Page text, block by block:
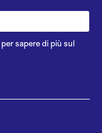
per sapere di più sul